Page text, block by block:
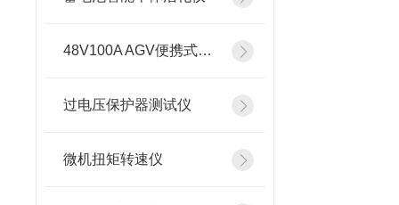
48V100A AGV便携式智能充电机
过电压保护器测试仪
微机扭矩转速仪